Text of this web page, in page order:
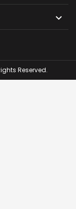

Reserved.